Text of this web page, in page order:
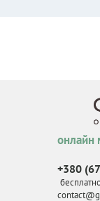
онлайн
+380